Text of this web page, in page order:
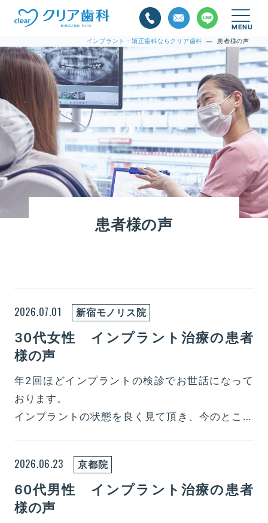
インプラント・矯正歯科ならクリア歯科 — 患者様の声
患者様の声
2026.07.01 新宿モノリス院
30代女性 インプラント治療の患者
様の声
年2回ほどインプラントの検診でお世話になって
おります。
インプラントの状態を良く見て頂き、今のところ
のおかげです。
これからもよろしくお願いいたします。
2026.06.23 京都院
60代男性 インプラント治療の患者
様の声